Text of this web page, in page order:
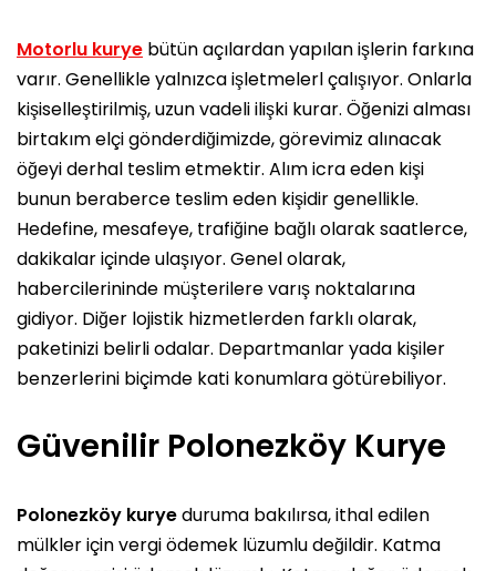
Motorlu kurye bütün açılardan yapılan işlerin farkına
varır. Genellikle yalnızca işletmelerl çalışıyor. Onlarla
kişiselleştirilmiş, uzun vadeli ilişki kurar. Öğenizi alması
birtakım elçi gönderdiğimizde, görevimiz alınacak
öğeyi derhal teslim etmektir. Alım icra eden kişi
bunun beraberce teslim eden kişidir genellikle.
Hedefine, mesafeye, trafiğine bağlı olarak saatlerce,
dakikalar içinde ulaşıyor. Genel olarak,
habercilerininde müşterilere varış noktalarına
gidiyor. Diğer lojistik hizmetlerden farklı olarak,
paketinizi belirli odalar. Departmanlar yada kişiler
benzerlerini biçimde kati konumlara götürebiliyor.
Güvenilir Polonezköy Kurye
Polonezköy kuryeduruma bakılırsa, ithal edilen
mülkler için vergi ödemek lüzumlu değildir. Katma